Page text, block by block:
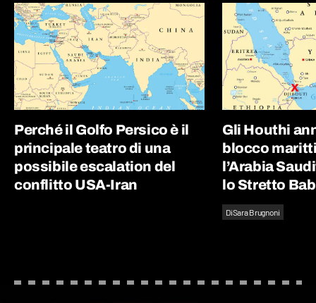
Perché il Golfo Persico è il
principale teatro di una
possibile escalation del
conflitto USA-Iran
Gli Houthi
blocco
l’Arabia
lo Stretto
DiSara Brugnoni